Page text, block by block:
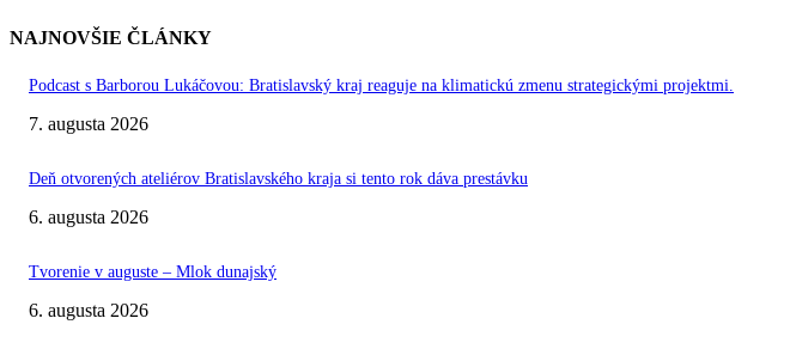
NAJNOVŠIE ČLÁNKY
Podcast s Barborou Lukáčovou: Bratislavský kraj reaguje na klimatickú zmenu strategickými projektmi.
7. augusta 2026
Deň otvorených ateliérov Bratislavského kraja si tento rok dáva prestávku
6. augusta 2026
Tvorenie v auguste – Mlok dunajský
6. augusta 2026